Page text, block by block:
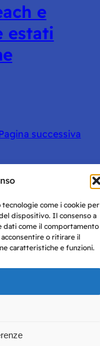
come i cookie per
dispositivo. Il consenso a
come il comportamento
o ritirare il
caratteristiche e funzioni.
e
estati
successiva
il tribunale di
9/2019.
sono forniti
l’utilizzo delle
AI e
Privacy